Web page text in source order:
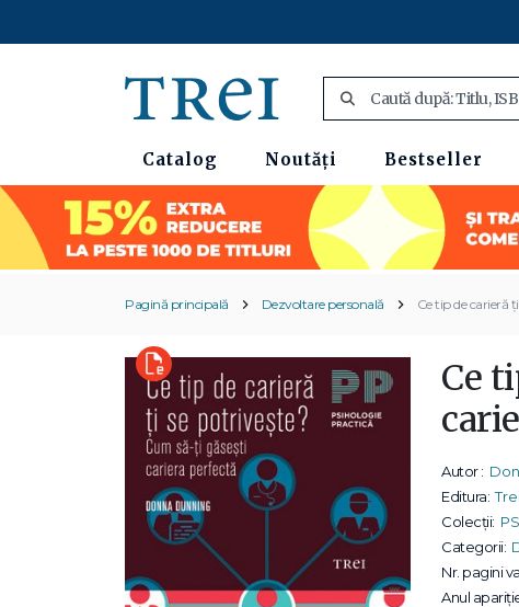
Catalog Noutăți Bestseller
Pagină principală Dezvoltare personală Ce tip de carieră
Ce
Autor :
Editura:
Colecții:
Categorii:
Nr. pagini
Anul